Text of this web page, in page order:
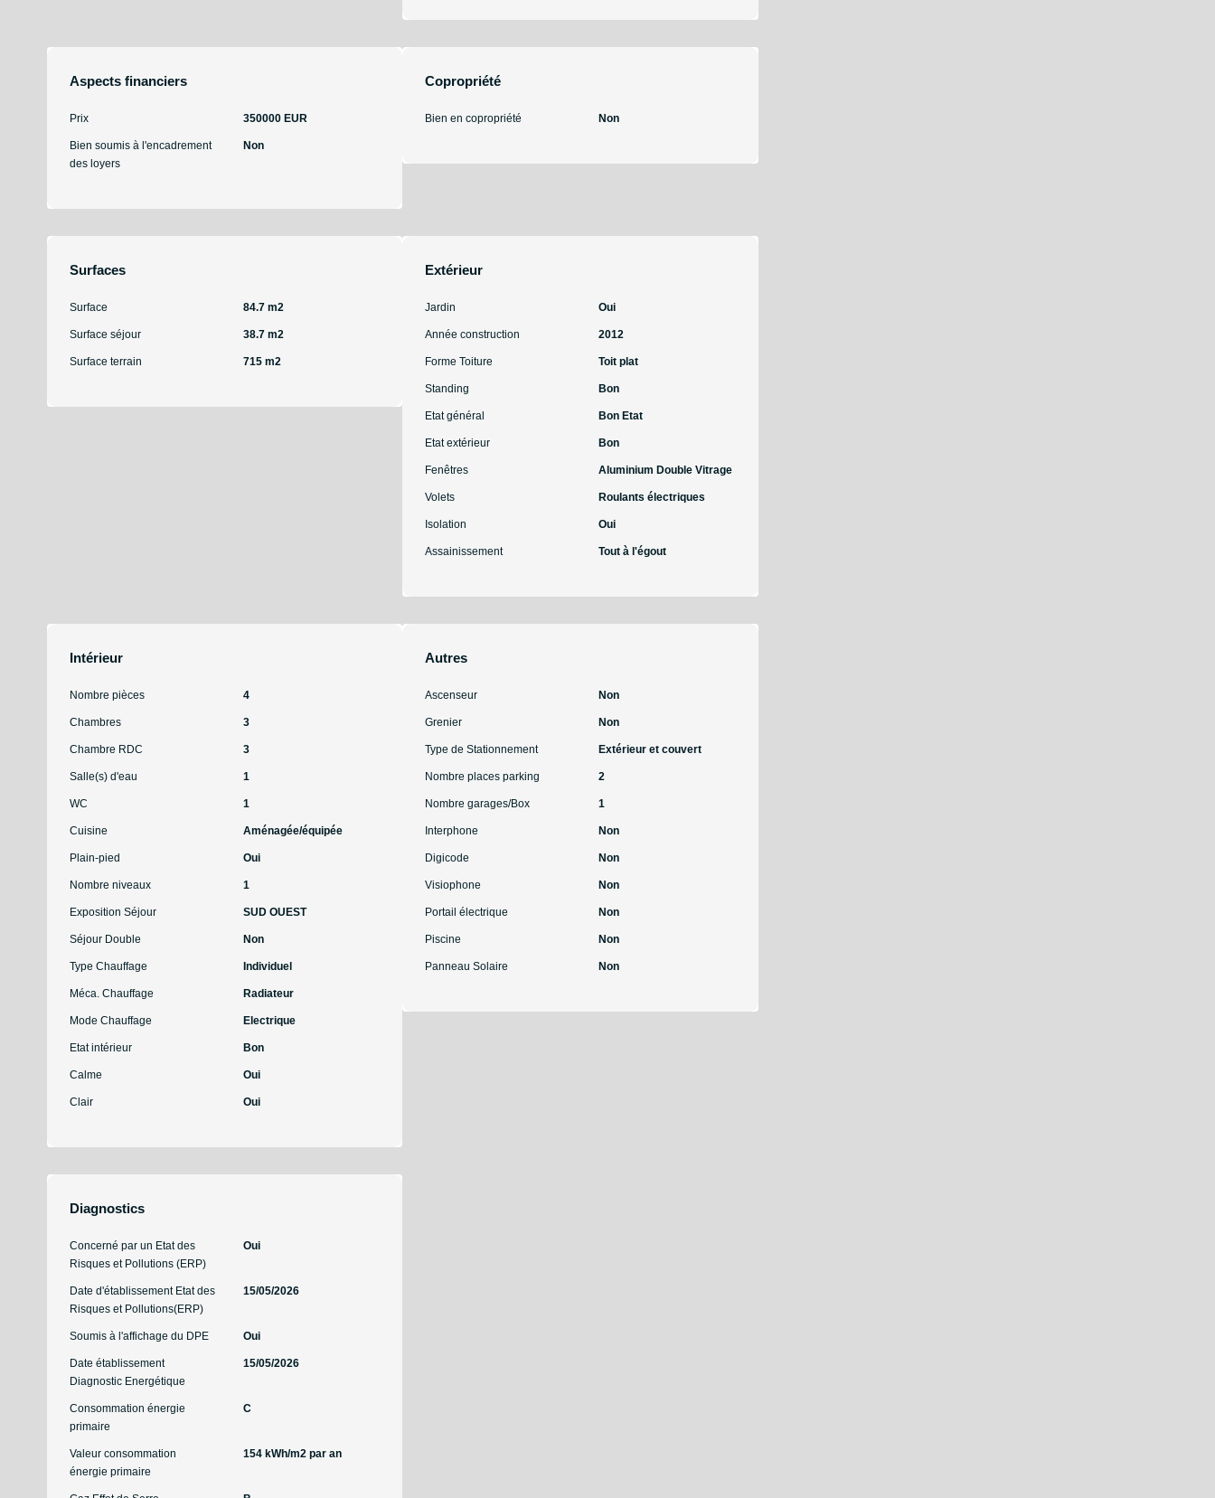
Aspects financiers
Prix 350000 EUR
Bien soumis à l'encadrement
des loyers
Non
Copropriété
Bien en copropriété Non
Surfaces
Surface 84.7 m2
Surface séjour 38.7 m2
Surface terrain 715 m2
Extérieur
Jardin Oui
Année construction 2012
Forme Toiture Toit plat
Standing Bon
Etat général Bon Etat
Etat extérieur Bon
Fenêtres Aluminium Double Vitrage
Volets Roulants électriques
Isolation Oui
Assainissement Tout à l'égout
Intérieur
Nombre pièces 4
Chambres 3
Chambre RDC 3
Salle(s) d'eau 1
WC 1
Cuisine Aménagée/équipée
Plain-pied Oui
Nombre niveaux 1
Exposition Séjour SUD OUEST
Séjour Double Non
Type Chauffage Individuel
Méca. Chauffage Radiateur
Mode Chauffage Electrique
Etat intérieur Bon
Calme Oui
Clair Oui
Autres
Ascenseur Non
Grenier Non
Type de Stationnement Extérieur et couvert
Nombre places parking 2
Nombre garages/Box 1
Interphone Non
Digicode Non
Visiophone Non
Portail électrique Non
Piscine Non
Panneau Solaire Non
Diagnostics
Concerné par un Etat des
Risques et Pollutions (ERP)
Oui
Date d'établissement Etat des
Risques et Pollutions(ERP)
15/05/2026
Soumis à l'affichage du DPE Oui
Date établissement
Diagnostic Energétique
15/05/2026
Consommation énergie
primaire
C
Valeur consommation
énergie primaire
154 kWh/m2 par an